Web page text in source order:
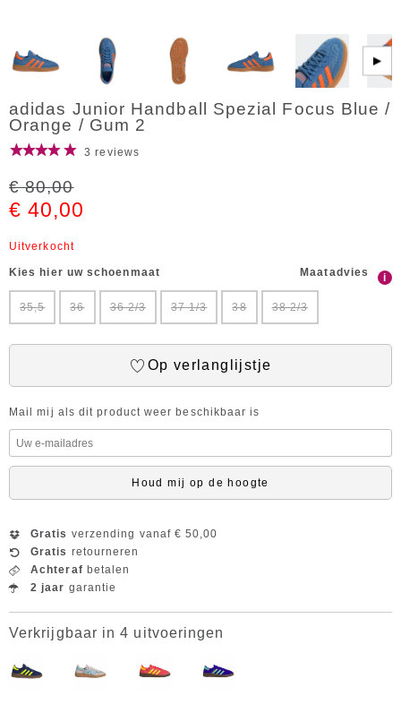
▶
adidas Junior Handball Spezial Focus Blue /
Orange / Gum 2
3 reviews
€ 80,00
€ 40,00
Uitverkocht
Kies hier uw schoenmaat Maatadvies i
35,5 36 36 2/3 37 1/3 38 38 2/3
Op verlanglijstje
Mail mij als dit product weer beschikbaar is
Houd mij op de hoogte
Gratis verzending vanaf € 50,00
Gratis retourneren
Achteraf betalen
2 jaar garantie
Verkrijgbaar in 4 uitvoeringen